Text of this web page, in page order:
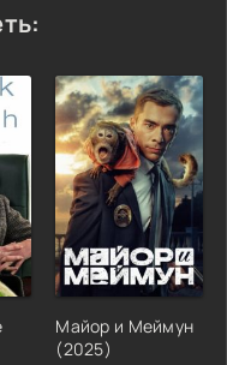
Майор и Меймун
(2025)